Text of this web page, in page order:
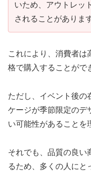
いため、アウトレッ
されることがありま
これにより、消費者は
格で購入することがで
ただし、イベント後の
ケージが季節限定のデ
い可能性があることを
それでも、品質の良い
るため、多くの人にと